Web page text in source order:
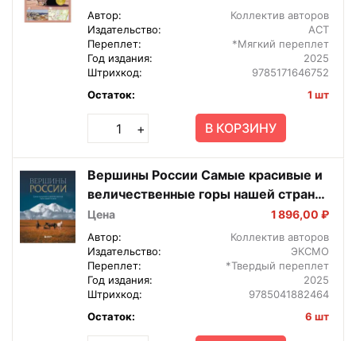
Автор:
Коллектив авторов
Издательство:
АСТ
Переплет:
*Мягкий переплет
Год издания:
2025
Штрихкод:
9785171646752
Остаток:
1 шт
+ В КОРЗИНУ
Вершины России Самые красивые и
величественные горы нашей страны
Подар
Цена 1 896,00 ₽
Автор:
Коллектив авторов
Издательство:
ЭКСМО
Переплет:
*Твердый переплет
Год издания:
2025
Штрихкод:
9785041882464
Остаток:
6 шт